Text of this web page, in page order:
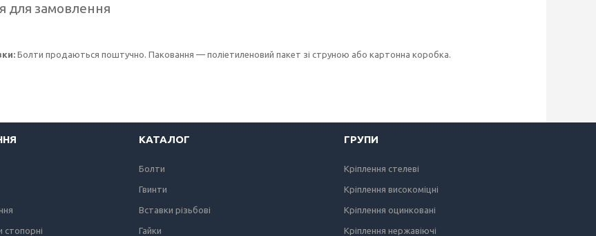
для замовлення
Болти продаються поштучно. Паковання — поліетиленовий пакет зі струною або картонна коробка.
стопорні
КАТАЛОГ
Болти
Гвинти
Вставки різьбові
Гайки
ГРУПИ
Кріплення стелеві
Кріплення високоміцні
Кріплення оцинковані
Кріплення нержавіючі